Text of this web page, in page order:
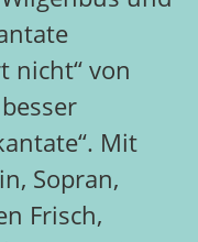
nicht“ von
Mit
Sopran,
Frisch,